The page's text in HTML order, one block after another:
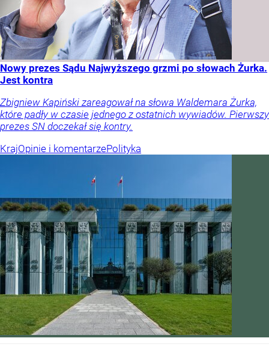
Nowy prezes Sądu Najwyższego grzmi po słowach Żurka.
Jest kontra
Zbigniew Kapiński zareagował na słowa Waldemara Żurka,
które padły w czasie jednego z ostatnich wywiadów. Pierwszy
prezes SN doczekał się kontry.
KrajOpinie i komentarzePolityka